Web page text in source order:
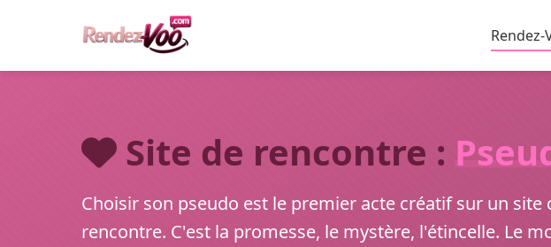
Rendez-
Site de rencontre :
Choisir son pseudo est le premier acte créatif sur un site
rencontre. C'est la promesse, le mystère, l'étincelle. Le